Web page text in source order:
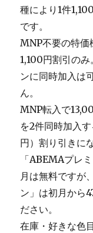
種により1件
です。
MNP不要の特価
1,100円割引の
ンに同時加入は
ん。
MNP転入で
を2件同時加入
円）割り引きに
「ABEMAプレ
月は無料ですが
ン」は初月から
ださい。
在庫・好きな色